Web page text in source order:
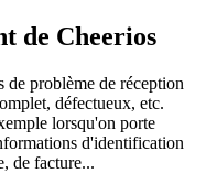
de Cheerios
de problème de réception
défectueux, etc.
lorsqu'on porte
d'identification
de facture...